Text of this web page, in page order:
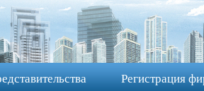
Регистрация